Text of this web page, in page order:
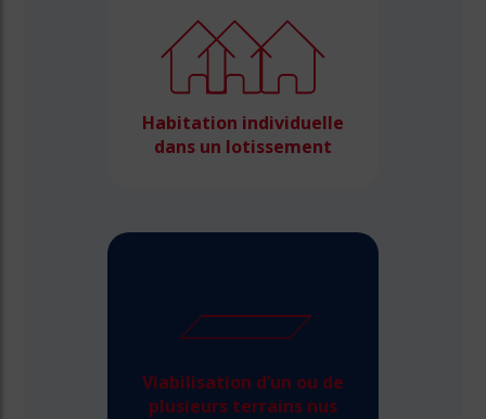
Habitation individuelle
dans un lotissement
Viabilisation d’un ou de
plusieurs terrains nus